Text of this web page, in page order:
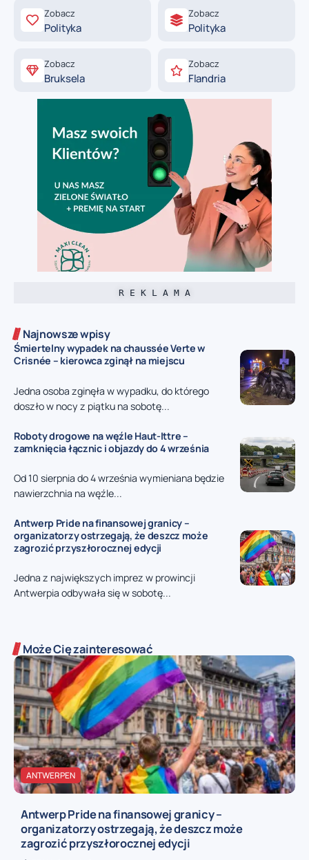
Zobacz
Polityka
Zobacz
Polityka
Zobacz
Bruksela
Zobacz
Flandria
R E K L A M A
Najnowsze wpisy
Śmiertelny wypadek na chaussée Verte w
Crisnée – kierowca zginął na miejscu
Jedna osoba zginęła w wypadku, do którego
doszło w nocy z piątku na sobotę...
Roboty drogowe na węźle Haut-Ittre –
zamknięcia łącznic i objazdy do 4 września
Od 10 sierpnia do 4 września wymieniana będzie
nawierzchnia na węźle...
Antwerp Pride na finansowej granicy –
organizatorzy ostrzegają, że deszcz może
zagrozić przyszłorocznej edycji
Jedna z największych imprez w prowincji
Antwerpia odbywała się w sobotę...
Może Cię zainteresować
ANTWERPEN
Antwerp Pride na finansowej granicy –
organizatorzy ostrzegają, że deszcz może
zagrozić przyszłorocznej edycji